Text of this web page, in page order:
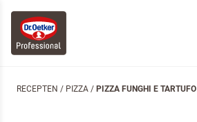
RECEPTEN / PIZZA / PIZZA FUNGHI E TARTUFO